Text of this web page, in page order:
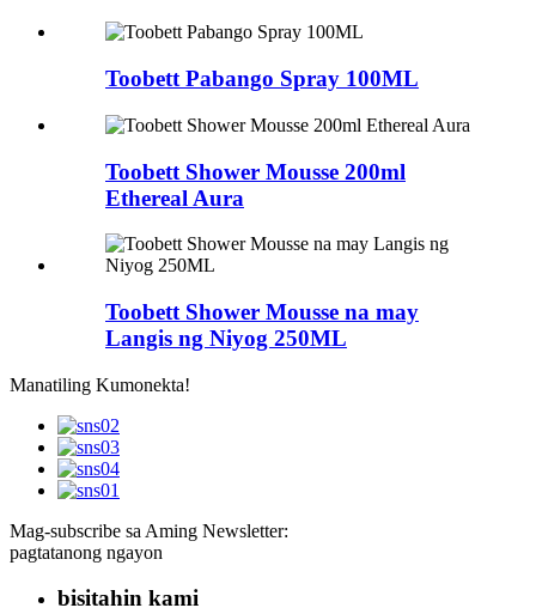
Toobett Pabango Spray 100ML
Toobett Shower Mousse 200ml
Ethereal Aura
Toobett Shower Mousse na may
Langis ng Niyog 250ML
Manatiling Kumonekta!
Mag-subscribe sa Aming Newsletter:
pagtatanong ngayon
bisitahin kami